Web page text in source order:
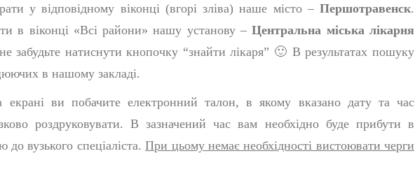
у відповідному віконці (вгорі зліва) наше місто – Першотравенск.
в віконці «Всі райони» нашу установу –Центральна міська лікарня
забудьте натиснути кнопочку “знайти лікаря” 🙂 В результатах пошуку
в нашому закладі.
екрані ви побачите електронний талон, в якому вказано дату та час
роздруковувати. В зазначений час вам необхідно буде прибути в
до вузького спеціаліста.При цьому немає необхідності вистоювати черги